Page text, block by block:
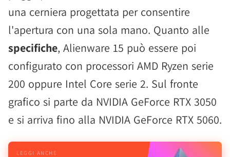
una cerniera progettata per consentire
l'apertura con una sola mano. Quanto alle
specifiche, Alienware 15 può essere poi
configurato con processori AMD Ryzen serie
200 oppure Intel Core serie 2. Sul fronte
grafico si parte da NVIDIA GeForce RTX 3050
e si arriva fino alla NVIDIA GeForce RTX 5060.